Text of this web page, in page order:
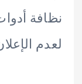
أدوات
الإعلان عن